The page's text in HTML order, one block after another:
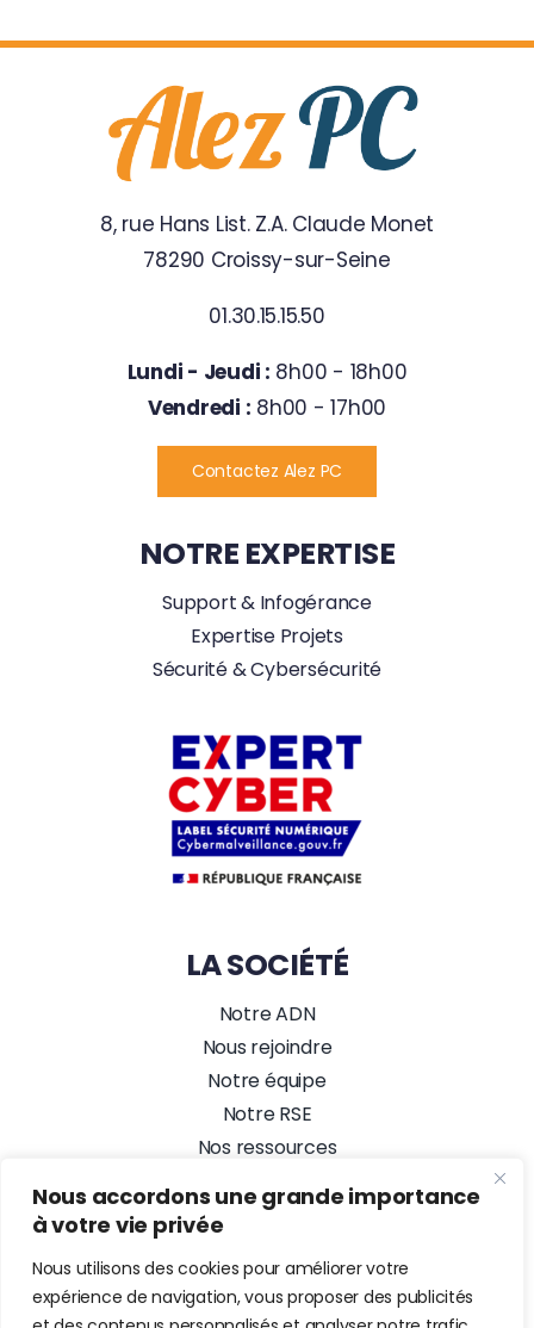
Nous accordons une grande importance
à votre vie privée
Nous utilisons des cookies pour améliorer votre
expérience de navigation, vous proposer des publicités
8, rue Hans List. Z.A. Claude Monet
78290 Croissy-sur-Seine
01.30.15.15.50
Lundi - Jeudi : 8h00 - 18h00
Vendredi : 8h00 - 17h00
Contactez Alez PC
NOTRE EXPERTISE
Support & Infogérance
Expertise Projets
Sécurité & Cybersécurité
LA SOCIÉTÉ
Notre ADN
Nous rejoindre
Notre équipe
Notre RSE
Nos ressources
Alez PC, Agence Web
NOUS SUIVRE